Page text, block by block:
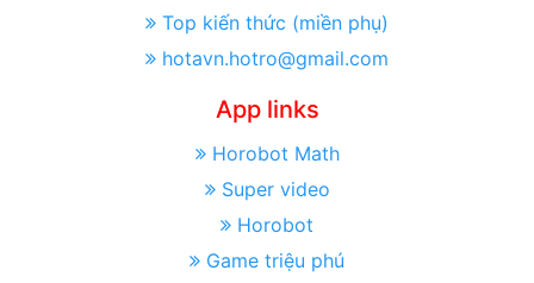
Top kiến thức (miền phụ)
hotavn.hotro@gmail.com
App links
Horobot Math
Super video
Horobot
Game triệu phú